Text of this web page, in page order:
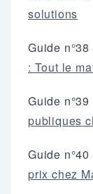
solutions
Guide n°38
: Tout le
Guide n°39
publiques
Guide n°40
prix chez